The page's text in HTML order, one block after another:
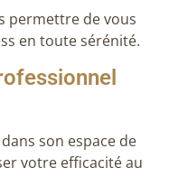
permettre de vous
en toute sérénité.
son espace de
votre efficacité au